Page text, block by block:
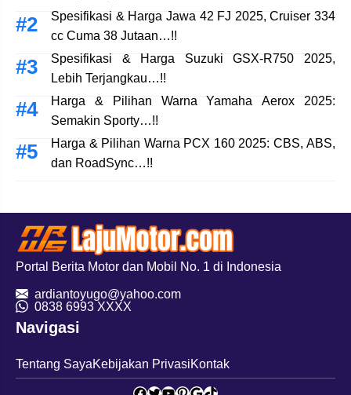
Spesifikasi & Harga Jawa 42 FJ 2025, Cruiser 334
cc Cuma 38 Jutaan…!!
Spesifikasi & Harga Suzuki GSX-R750 2025,
Lebih Terjangkau…!!
Harga & Pilihan Warna Yamaha Aerox 2025:
Semakin Sporty…!!
Harga & Pilihan Warna PCX 160 2025: CBS, ABS,
dan RoadSync…!!
Portal Berita Motor dan Mobil No. 1 di Indonesia
ardiantoyugo@yahoo.com
0838 6993 XXXX
Navigasi
Tentang SayaKebijakan PrivasiKontak